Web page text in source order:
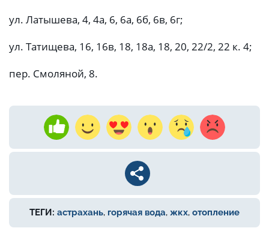
ул. Латышева, 4, 4а, 6, 6а, 6б, 6в, 6г;
ул. Татищева, 16, 16в, 18, 18а, 18, 20, 22/2, 22 к. 4;
пер. Смоляной, 8.
ТЕГИ: астрахань, горячая вода, жкх, отопление